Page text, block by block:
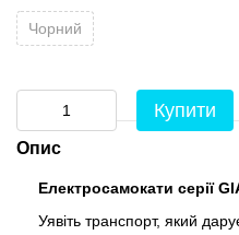
Чорний
Купити
Опис
Електросамокати серії
Уявіть транспорт, який